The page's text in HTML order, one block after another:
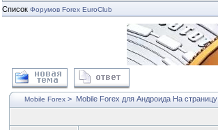
Список Форумов Forex EuroClub
Mobile Forex > Mobile Forex для Андроида На страницу